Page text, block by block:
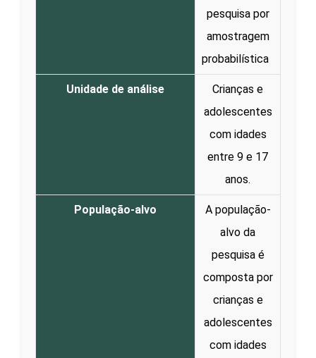
pesquisa por
amostragem
probabilística
Unidade de análise
Crianças e
adolescentes
com idades
entre 9 e 17
anos.
População-alvo
A população-
alvo da
pesquisa é
composta por
crianças e
adolescentes
com idades